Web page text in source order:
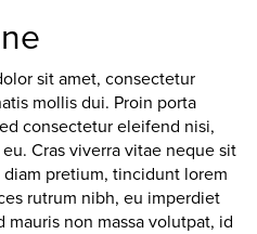
sit amet, consectetur
mollis dui. Proin porta
consectetur eleifend nisi,
Cras viverra vitae neque sit
pretium, tincidunt lorem
rutrum nibh, eu imperdiet
non massa volutpat, id